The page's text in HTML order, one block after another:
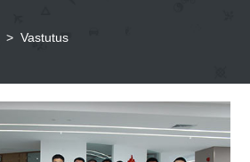
> Vastutus